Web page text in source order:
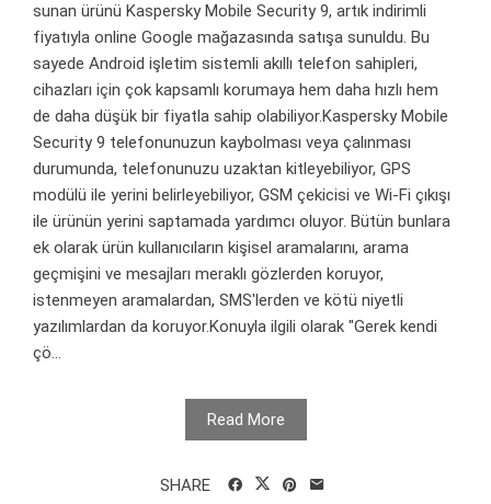
sunan ürünü Kaspersky Mobile Security 9, artık indirimli
fiyatıyla online Google mağazasında satışa sunuldu. Bu
sayede Android işletim sistemli akıllı telefon sahipleri,
cihazları için çok kapsamlı korumaya hem daha hızlı hem
de daha düşük bir fiyatla sahip olabiliyor.Kaspersky Mobile
Security 9 telefonunuzun kaybolması veya çalınması
durumunda, telefonunuzu uzaktan kitleyebiliyor, GPS
modülü ile yerini belirleyebiliyor, GSM çekicisi ve Wi-Fi çıkışı
ile ürünün yerini saptamada yardımcı oluyor. Bütün bunlara
ek olarak ürün kullanıcıların kişisel aramalarını, arama
geçmişini ve mesajları meraklı gözlerden koruyor,
istenmeyen aramalardan, SMS'lerden ve kötü niyetli
yazılımlardan da koruyor.Konuyla ilgili olarak "Gerek kendi
çö...
Read More
SHARE